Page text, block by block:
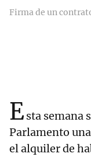
Firma de un
Esta semana
Parlamento
el alquiler de